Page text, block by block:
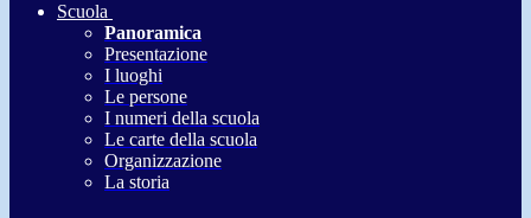
Scuola
Panoramica
Presentazione
I luoghi
Le persone
I numeri della scuola
Le carte della scuola
Organizzazione
La storia